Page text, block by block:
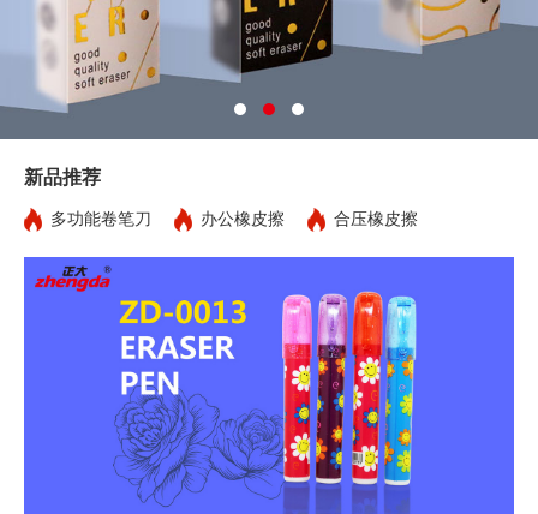
新品推荐
多功能卷笔刀 办公橡皮擦 合压橡皮擦